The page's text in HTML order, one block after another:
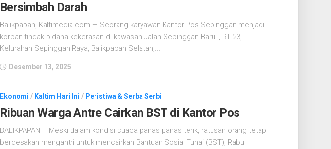
Bersimbah Darah
Balikpapan, Kaltimedia.com — Seorang karyawan Kantor Pos Sepinggan menjadi
korban tindak pidana kekerasan di kawasan Jalan Sepinggan Baru I, RT 23,
Kelurahan Sepinggan Raya, Balikpapan Selatan,...
Desember 13, 2025
Ekonomi / Kaltim Hari Ini / Peristiwa & Serba Serbi
Ribuan Warga Antre Cairkan BST di Kantor Pos
BALIKPAPAN – Meski dalam kondisi cuaca panas panas terik, ratusan orang tetap
berdesakan mengantri untuk mencairkan Bantuan Sosial Tunai (BST), Rabu